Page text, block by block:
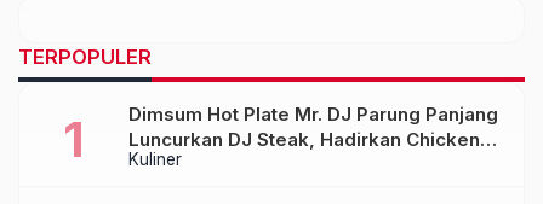
TERPOPULER
Kuliner
Dimsum Hot Plate Mr. DJ Parung Panjang
Luncurkan DJ Steak, Hadirkan Chicken
Steak Orisinal di Atas Hot Plate